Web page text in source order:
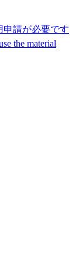
申請が必要です
the material